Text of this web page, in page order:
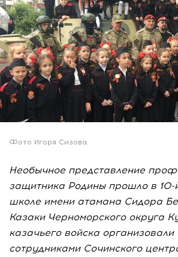
Фото Игоря Сизова.
Необычное представление
защитника Родины прошло в 10-
школе имени атамана Сидора
Казаки Черноморского округа
казачьего войска организовали
сотрудниками Сочинского